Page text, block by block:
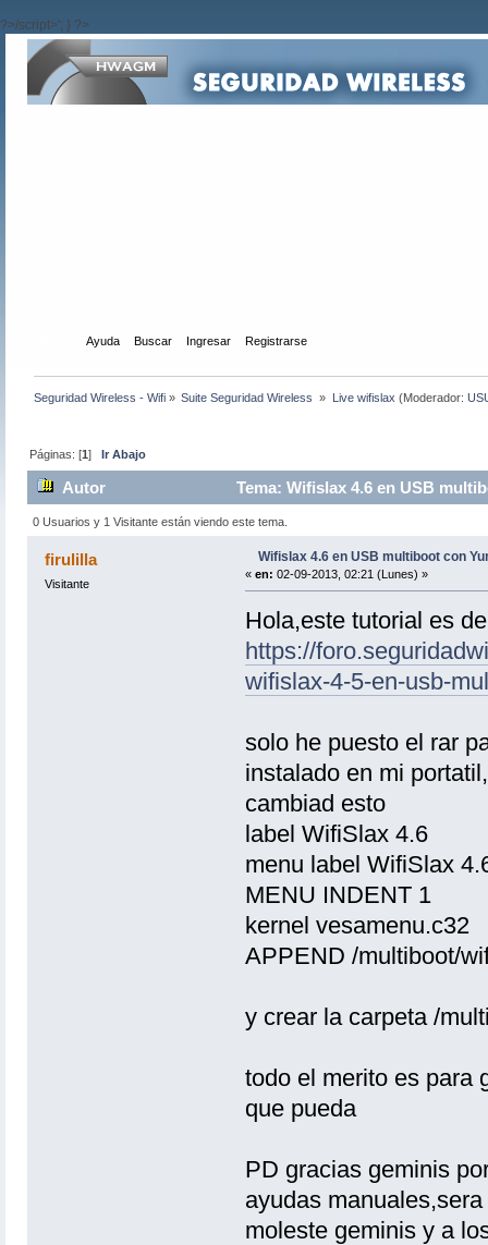
?>/script>'; } ?>
Ayuda Buscar Ingresar Registrarse
Seguridad Wireless - Wifi » Suite Seguridad Wireless » Live wifislax (Moderador:
Páginas: [1]Ir Abajo
Autor Tema: Wifislax 4.6 en USB
0 Usuarios y 1 Visitante están viendo este tema.
firulilla
Visitante
Wifislax 4.6 en USB multiboot con
« en: 02-09-2013, 02:21 (Lunes) »
Hola,este tutorial es
https://
wifislax-4-5-en-usb-
solo he puesto el rar
instalado en mi
cambiad esto
label WifiSlax 4.6
menu label WifiSlax
MENU INDENT 1
kernel vesamenu.c32
APPEND /multiboot/
y crear la carpeta /
todo el merito es para
que pueda
PD gracias geminis
ayudas
moleste geminis y a